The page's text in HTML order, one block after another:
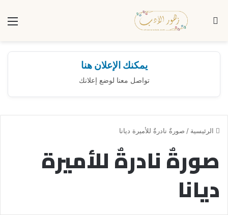
بحث عن
يمكنك الإعلان هنا
تواصل معنا لوضع إعلانك
الرئيسية / صورةٌ نادرةٌ للأميرة ديانا
صورةٌ نادرةٌ للأميرة
ديانا